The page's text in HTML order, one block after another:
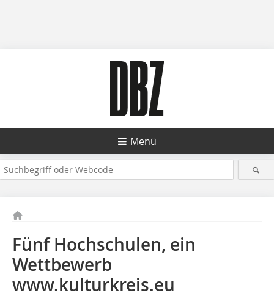
Menü
Fünf Hochschulen, ein
Wettbewerb
www.kulturkreis.eu